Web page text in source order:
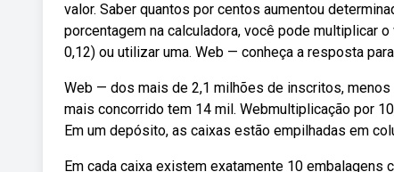
valor. Saber quantos por centos aumentou
porcentagem na calculadora, você pode multiplicar
0,12) ou utilizar uma. Web — conheça a resposta
Web — dos mais de 2,1 milhões de inscritos,
mais concorrido tem 14 mil. Webmultiplicação por
Em um depósito, as caixas estão empilhadas em
Em cada caixa existem exatamente 10